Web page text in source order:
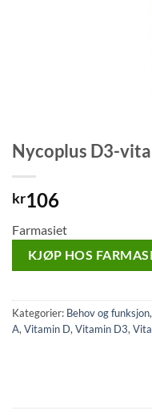
Nycoplus D3-
kr106
Farmasiet
KJØP HOS
Kategorier: Behov og funksjon,
A,Vitamin D,Vitamin D3,